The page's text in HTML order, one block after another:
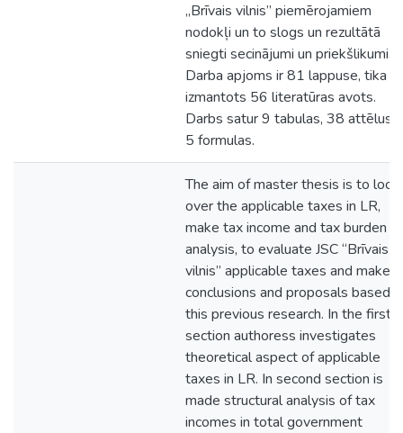
„Brīvais vilnis” piemērojamiem
nodokļi un to slogs un rezultātā
sniegti secinājumi un priekšlikumi.
Darba apjoms ir 81 lappuse, tika
izmantots 56 literatūras avots.
Darbs satur 9 tabulas, 38 attēlus
5 formulas.
The aim of master thesis is to look
over the applicable taxes in LR,
make tax income and tax burden
analysis, to evaluate JSC “Brīvais
vilnis” applicable taxes and make
conclusions and proposals based
this previous research. In the first
section authoress investigates
theoretical aspect of applicable
taxes in LR. In second section is
made structural analysis of tax
incomes in total government